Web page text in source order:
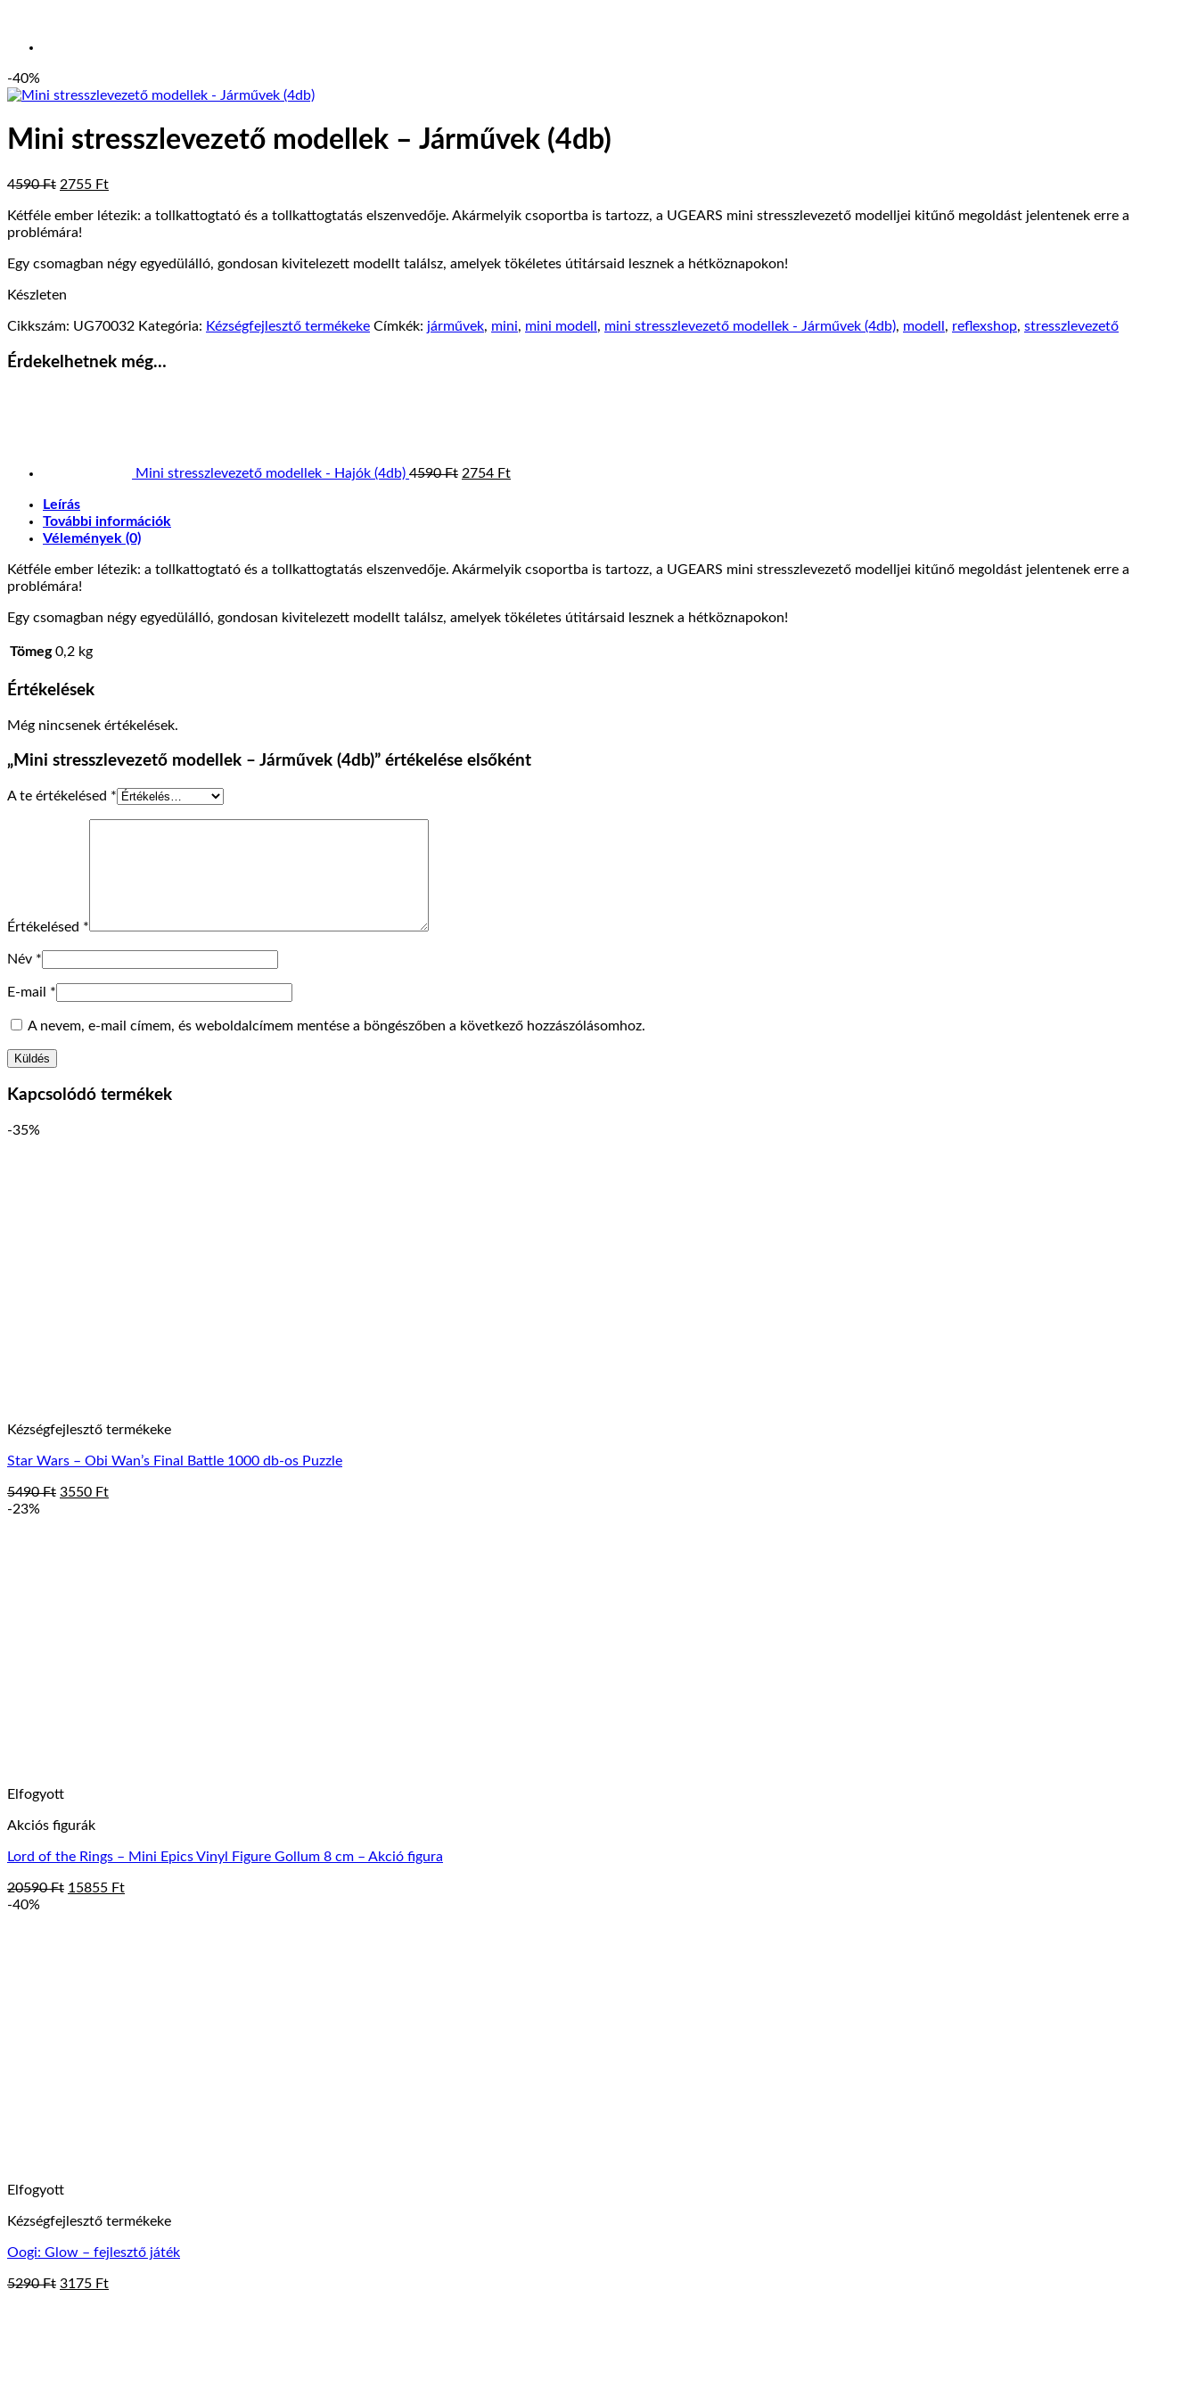
-40%
Mini stresszlevezető modellek – Járművek (4db)
4590Ft Original
was:
4590 Ft.
2755 FtCurrent
is:
Kétféle ember létezik: a tollkattogtató és a tollkattogtatás elszenvedője. Akármelyik csoportba is tartozz, a UGEARS mini stresszlevezető modelljei kitűnő megoldást jelentenek erre a
problémára!
Egy csomagban négy egyedülálló, gondosan kivitelezett modellt találsz, amelyek tökéletes útitársaid lesznek a hétköznapokon!
Készleten
Cikkszám: UG70032 Kategória: Kézségfejlesztő termékeke Címkék: járművek, mini, mini modell , mini stresszlevezető modellek - Járművek (4db), modell , reflexshop, stresszlevezető
Érdekelhetnek még…
Mini stresszlevezető modellek - Hajók (4db) 4590Ft 2754 Ft
Leírás
További információk
Vélemények (0)
Kétféle ember létezik: a tollkattogtató és a tollkattogtatás elszenvedője. Akármelyik csoportba is tartozz, a UGEARS mini stresszlevezető modelljei kitűnő megoldást jelentenek erre a
problémára!
Egy csomagban négy egyedülálló, gondosan kivitelezett modellt találsz, amelyek tökéletes útitársaid lesznek a hétköznapokon!
Tömeg 0,2 kg
Értékelések
Még nincsenek értékelések.
„Mini stresszlevezető modellek – Járművek (4db)” értékelése elsőként
A te értékelésed *
Értékelésed *
Név *
E-mail *
A nevem, e-mail címem, és weboldalcímem mentése a böngészőben a következő hozzászólásomhoz.
Kapcsolódó termékek
-35%
Kézségfejlesztő termékeke
Star Wars – Obi Wan’s Final Battle 1000 db-os Puzzle
5490Ft Original
3550 FtCurrent
-23%
Elfogyott
Akciós figurák
Lord of the Rings – Mini Epics Vinyl Figure Gollum 8 cm – Akció figura
20590Ft Original
15855 FtCurrent
-40%
Elfogyott
Kézségfejlesztő termékeke
Oogi: Glow – fejlesztő játék
5290Ft Original
3175 FtCurrent